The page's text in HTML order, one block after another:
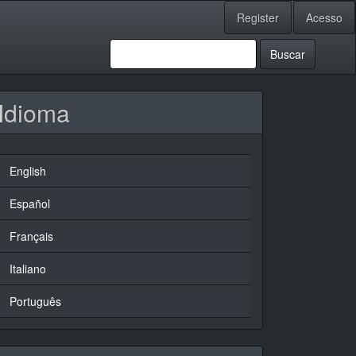
Register Acesso
Buscar
Idioma
English
Español
Français
Italiano
Português